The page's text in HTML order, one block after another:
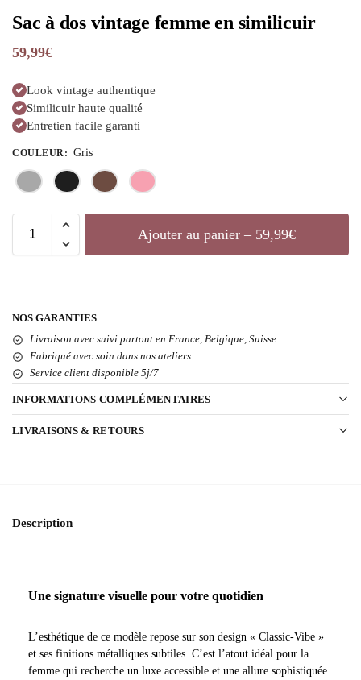
Sac à dos vintage femme en similicuir
59,99€
Look vintage authentique
Similicuir haute qualité
Entretien facile garanti
COULEUR: Gris
Ajouter au panier – 59,99€
NOS GARANTIES
Livraison avec suivi partout en France, Belgique, Suisse
Fabriqué avec soin dans nos ateliers
Service client disponible 5j/7
INFORMATIONS COMPLÉMENTAIRES
LIVRAISONS & RETOURS
Description
Une signature visuelle pour votre quotidien
L’esthétique de ce modèle repose sur son design « Classic-Vibe »
et ses finitions métalliques subtiles. C’est l’atout idéal pour la
femme qui recherche un luxe accessible et une allure sophistiquée